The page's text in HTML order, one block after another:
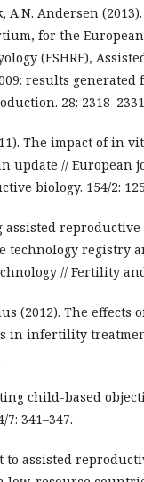
A.N. Andersen
for the
(ESHRE),
results generated
28:
The impact of in
update // European
biology. 154/2:
assisted
technology registry
// Fertility
(2012). The effects
in infertility
child-based
341–347.
to assisted